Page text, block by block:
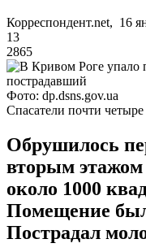
Корреспондент.net, 16
13
2865
Фото: dp.dsns.gov.ua
Спасатели почти
Обрушилось
вторым
около 1000
Помещение
Пострадал